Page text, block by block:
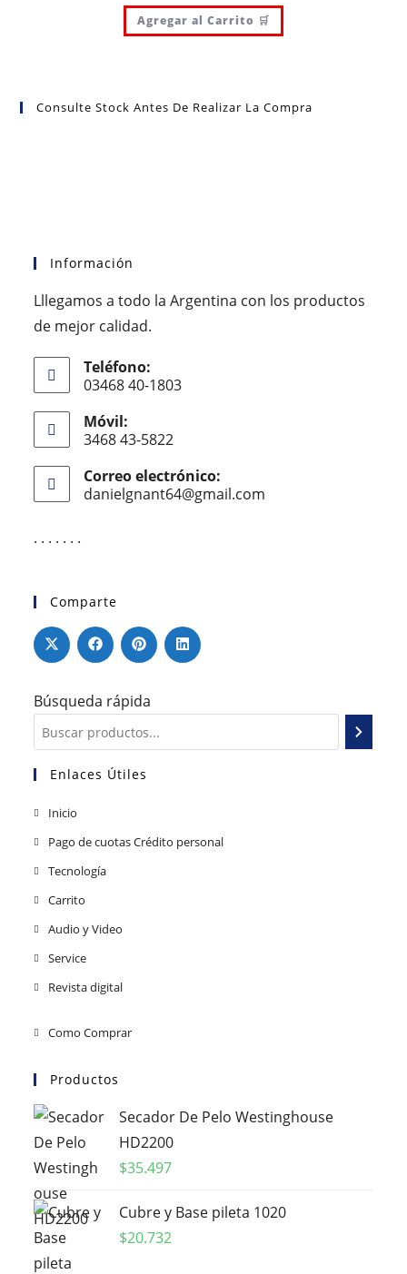
Agregar al Carrito 🛒
Consulte Stock Antes De Realizar La Compra
Información
Lllegamos a todo la Argentina con los productos
de mejor calidad.
Teléfono:
03468 40-1803
Móvil:
3468 43-5822
Correo electrónico:
danielgnant64@gmail.com
. . . . . . .
Comparte
Búsqueda rápida
Enlaces Útiles
Inicio
Pago de cuotas Crédito personal
Tecnología
Carrito
Audio y Video
Service
Revista digital
Como Comprar
Productos
Secador De Pelo Westinghouse
HD2200
$35.497
Cubre y Base pileta 1020
$20.732